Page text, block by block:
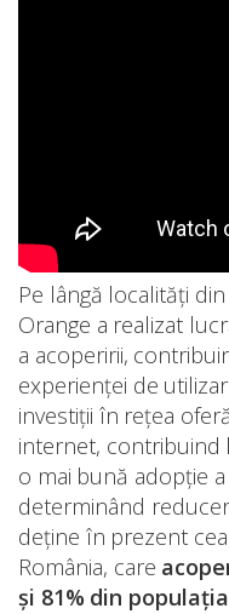
Pe lângă localități
Orange a realizat
a acoperirii,
experienței de
investiții în rețea
internet, contribuind
o mai bună adopție
determinând
deține în prezent
România, care
și 81% din